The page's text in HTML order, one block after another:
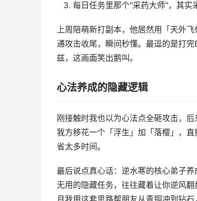
每日任务里那个"采药大师"，其实
上周陪萌新打副本，他居然用「天外
通攻击收尾，瞬间秒懂。最逗的是打
兹，这画面笑出鹅叫。
心法养成的隐藏逻辑
刚接触时我也以为心法点全砸攻击，后
我方移花一个「浮生」加「落樱」，
省太多时间。
最后说点真心话：逆水寒的核心弟子
无用的隐藏任务，往往藏着让你逆风翻